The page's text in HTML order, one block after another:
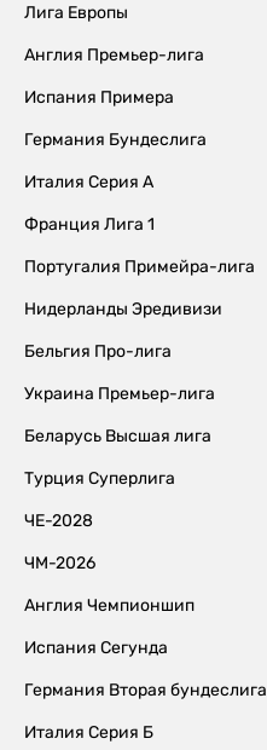
Лига Европы
Англия Премьер-лига
Испания Примера
Германия Бундеслига
Италия Серия А
Франция Лига 1
Португалия Примейра-лига
Нидерланды Эредивизи
Бельгия Про-лига
Украина Премьер-лига
Беларусь Высшая лига
Турция Суперлига
ЧЕ-2028
ЧМ-2026
Англия Чемпионшип
Испания Сегунда
Германия Вторая бундеслига
Италия Серия Б